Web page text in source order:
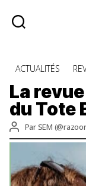
Catégories
ACTUALITÉS
La
du Tote
Auteur
de
ParSEM